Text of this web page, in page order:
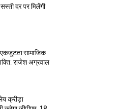
दर पर मिलेंगी
सामाजिक
राजेश अग्रवाल
क्रीड़ा